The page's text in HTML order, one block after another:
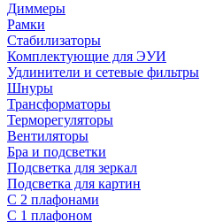
Диммеры
Рамки
Стабилизаторы
Комплектующие для ЭУИ
Удлинители и сетевые фильтры
Шнуры
Трансформаторы
Терморегуляторы
Вентиляторы
Бра и подсветки
Подсветка для зеркал
Подсветка для картин
С 2 плафонами
С 1 плафоном